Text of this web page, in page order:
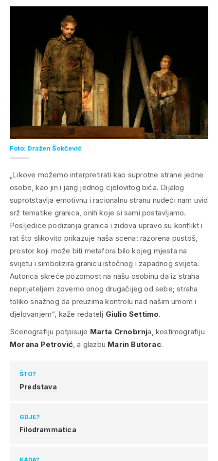
Foto: Dražen Šokčević
„Likove možemo interpretirati kao suprotne strane jedne
osobe, kao jin i jang jednog cjelovitog bića. Dijalog
suprotstavlja emotivnu i racionalnu stranu nudeći nam uvid
srž tematike granica, onih koje si sami postavljamo.
Posljedice podizanja granica i zidova upravo su konflikt i
rat što slikovito prikazuje naša scena: razorena pustoš,
prostor koji može biti metafora bilo kojeg mjesta na
svijetu i simbolizira granicu istočnog i zapadnog svijeta.
Autorica skreće pozornost na našu osobinu da iz straha
neprijateljem zovemo onog drugačijeg od sebe; straha
toliko snažnog da preuzima kontrolu nad našim umom i
djelovanjem“, kaže redatelj Giulio Settimo.
Scenografiju potpisuje Marta Crnobrnja, kostimografiju
Morana Petrović, a glazbu Marin Butorac.
ŠTO?
Predstava
GDJE?
Filodrammatica